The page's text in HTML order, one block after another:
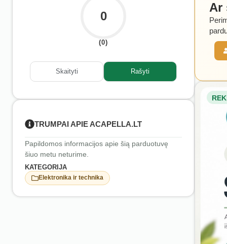
0
(0)
Skaityti Rašyti
TRUMPAI APIE ACAPELLA.LT
Papildomos informacijos apie šią parduotuvę
šiuo metu neturime.
KATEGORIJA
Elektronika ir technika
Ar